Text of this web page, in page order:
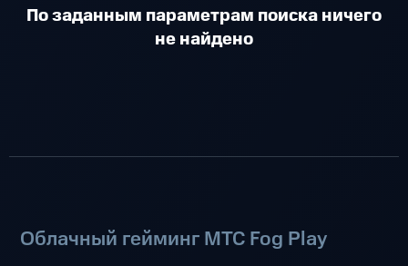
По заданным параметрам поиска ничего
не найдено
Облачный гейминг МТС Fog Play